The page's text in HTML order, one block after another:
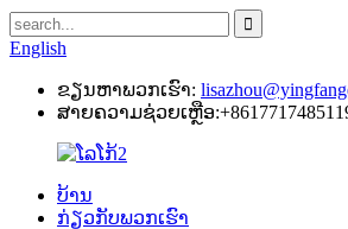
English
ຂຽນຫາພວກເຮົາ:
ສາຍຄວາມຊ່ວຍເຫຼືອ:
ບ້ານ
ກ່ຽວກັບພວກເຮົາ